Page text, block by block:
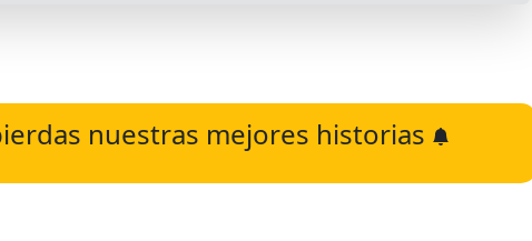
nuestras mejores historias